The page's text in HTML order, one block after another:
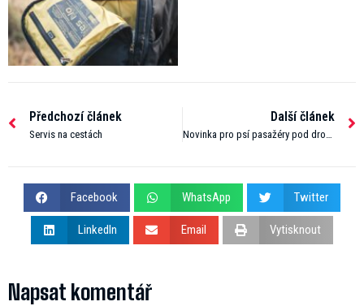
Předchozí článek
Servis na cestách
Další článek
Facebook WhatsApp Twitter
LinkedIn Email Vytisknout
Napsat komentář